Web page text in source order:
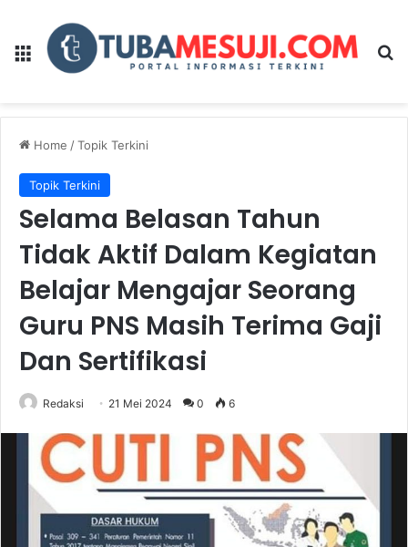
Menu
Home /Topik Terkini
Topik Terkini
Selama Belasan Tahun
Tidak Aktif Dalam Kegiatan
Belajar Mengajar Seorang
Guru PNS Masih Terima Gaji
Dan Sertifikasi
Redaksi 21 Mei 2024 0 6